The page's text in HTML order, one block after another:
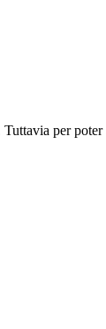
per